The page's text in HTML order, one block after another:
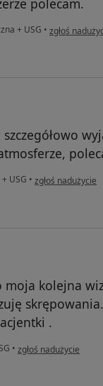
+ USG • w opinii
zgłoś
USG • w opinii
zgłoś nadużycie
moja kolejna
.
• w opinii użytkownika
zgłoś nadużycie